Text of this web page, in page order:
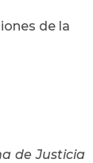
de la
de Justicia